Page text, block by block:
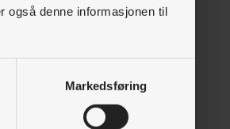
også denne informasjonen til
Markedsføring